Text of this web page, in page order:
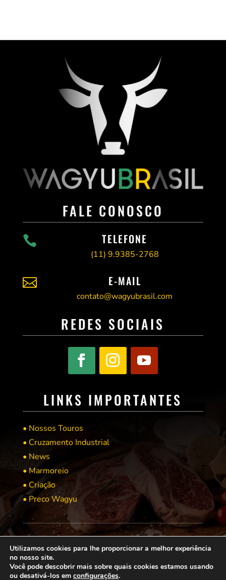
FALE CONOSCO
 TELEFONE
(11) 9.9385-2768
 E-MAIL
contato@wagyubrasil.com
REDES SOCIAIS
LINKS IMPORTANTES
• Nossos Touros
• Cruzamento Industrial
• News
• Marmoreio
• Criação
• Preco Wagyu
© COPYRIGHT 2021 → WAGYU BRASIL → POR: CONEKI - SOLUÇÕES DIGITAIS | CRIAÇÃO
Utilizamos cookies para lhe proporcionar a melhor experiência
no nosso site.
Você pode descobrir mais sobre quais cookies estamos usando
ou desativá-los em configurações.